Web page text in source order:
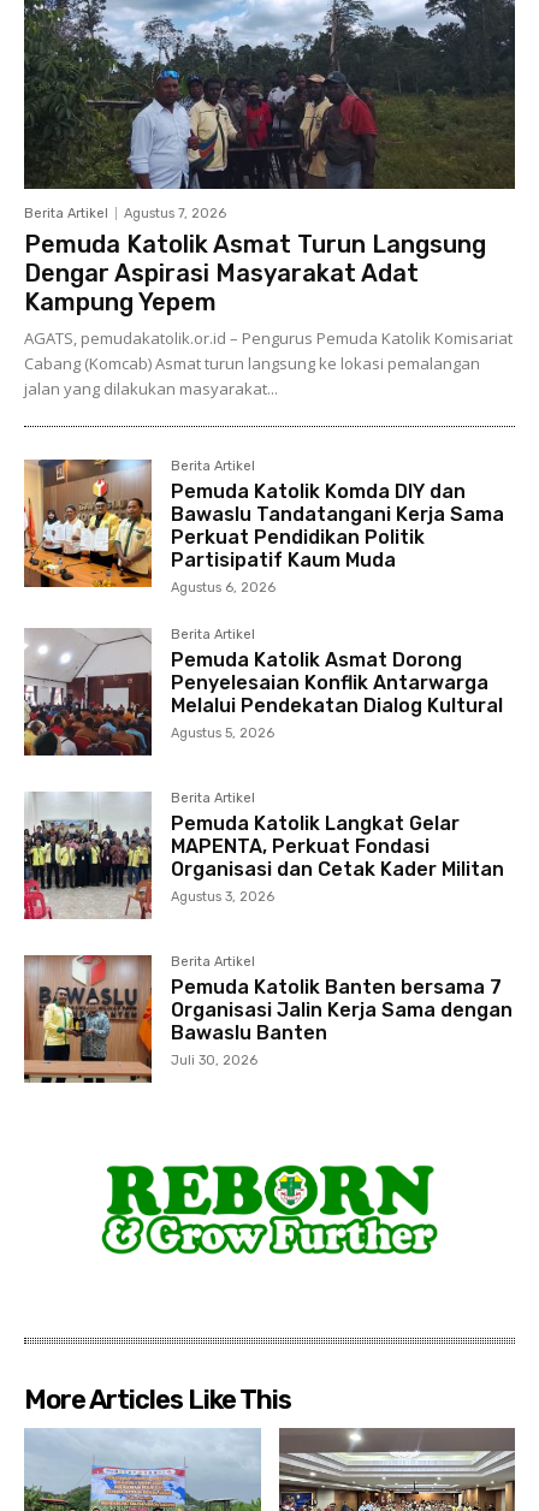
Berita Artikel Agustus 7, 2026
Pemuda Katolik Asmat Turun Langsung
Dengar Aspirasi Masyarakat Adat
Kampung Yepem
AGATS, pemudakatolik.or.id – Pengurus Pemuda Katolik Komisariat
Cabang (Komcab) Asmat turun langsung ke lokasi pemalangan
jalan yang dilakukan masyarakat...
Berita Artikel
Pemuda Katolik Komda DIY dan
Bawaslu Tandatangani Kerja Sama
Perkuat Pendidikan Politik
Partisipatif Kaum Muda
Agustus 6, 2026
Berita Artikel
Pemuda Katolik Asmat Dorong
Penyelesaian Konflik Antarwarga
Melalui Pendekatan Dialog Kultural
Agustus 5, 2026
Berita Artikel
Pemuda Katolik Langkat Gelar
MAPENTA, Perkuat Fondasi
Organisasi dan Cetak Kader Militan
Agustus 3, 2026
Berita Artikel
Pemuda Katolik Banten bersama 7
Organisasi Jalin Kerja Sama dengan
Bawaslu Banten
Juli 30, 2026
More Articles Like This